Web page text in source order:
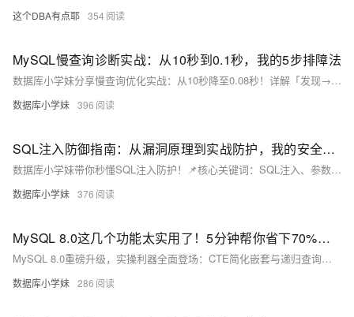
这个DBA有点耶 354
MySQL慢查询诊断实战：从10秒到0.1秒，我的5步排障法
数据库小学妹分享慢查询优化实战：从10秒降至0.08秒！详解「发现→收集→分析→优化→验证」5步排障法，覆盖慢日志配置、EXPLAIN进阶、索引失效场景、JOIN与分页优化等核心技巧，附真实案例与速查表。
数据库小学妹 396
SQL注入防御指南：从漏洞原理到实战防护，我的安全避坑血泪史
数据库小学妹带你秒懂SQL注入防护！📌核心关键词：SQL注入、参数化查询、预编译、WAF。用餐厅点餐类比攻击原理，详解布尔盲注、时间延迟、联合查询三种手法；手把手演示Python/Java/PHP/C#安全写法；构建“参数化（必选）+输入校验（辅助）+最小权限（兜底）”三层防御体系，并推荐WAF、ORM与扫描工具。安全无小事，从杜绝字符串拼接开始！
数据库小学妹 376
MySQL 8.0这几个功能太实用了！5分钟帮你省下70%的代码量
MySQL 8.0重磅升级，实操利器全面登场：CTE简化嵌套与递归查询，JSON_TABLE直解析JSON为表，窗口函数赋能高效分析，不可见索引提供删除“后悔药”，强化密码策略保障企业安全——性能、安全、开发效率三重跃升。
数据库小学妹 286